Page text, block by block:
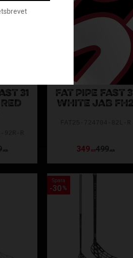
31
KR
FAT PIPE FAST
WHITE JAB FH2
349KR499KR
Spara
30 %